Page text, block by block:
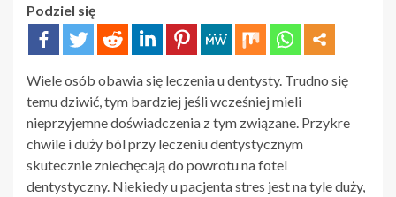
Podziel się
Wiele osób obawia się leczenia u dentysty. Trudno się
temu dziwić, tym bardziej jeśli wcześniej mieli
nieprzyjemne doświadczenia z tym związane. Przykre
chwile i duży ból przy leczeniu dentystycznym
skutecznie zniechęcają do powrotu na fotel
dentystyczny. Niekiedy u pacjenta stres jest na tyle duży,